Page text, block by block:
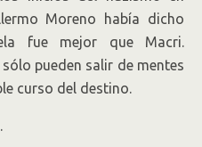
Moreno había dicho
fue mejor que Macri.
pueden salir de mentes
curso del destino.